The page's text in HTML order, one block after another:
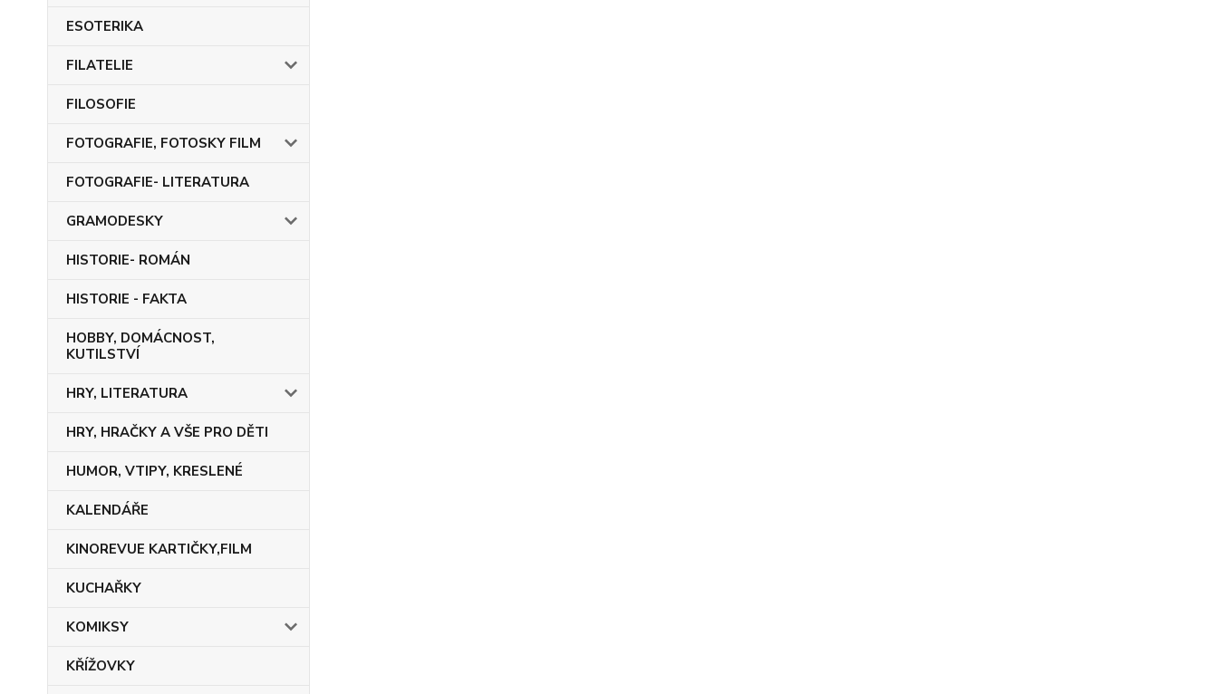
ESOTERIKA
FILATELIE
FILOSOFIE
FOTOGRAFIE, FOTOSKY FILM
FOTOGRAFIE- LITERATURA
GRAMODESKY
HISTORIE- ROMÁN
HISTORIE - FAKTA
HOBBY, DOMÁCNOST,
KUTILSTVÍ
HRY, LITERATURA
HRY, HRAČKY A VŠE PRO DĚTI
HUMOR, VTIPY, KRESLENÉ
KALENDÁŘE
KINOREVUE KARTIČKY,FILM
KUCHAŘKY
KOMIKSY
KŘÍŽOVKY